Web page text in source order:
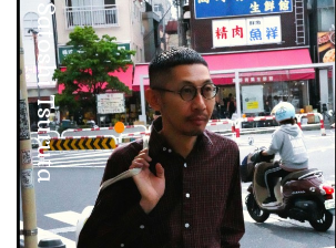
Satoshi Tsuruta